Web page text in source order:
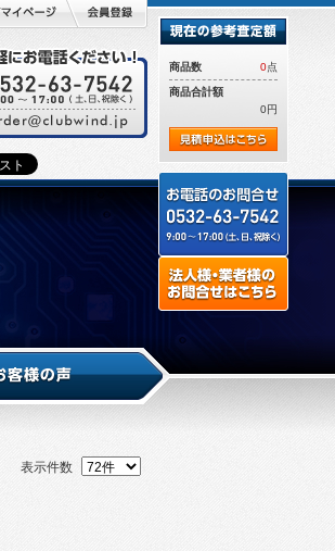
表示件数
商品数 0点
商品合計額
0円